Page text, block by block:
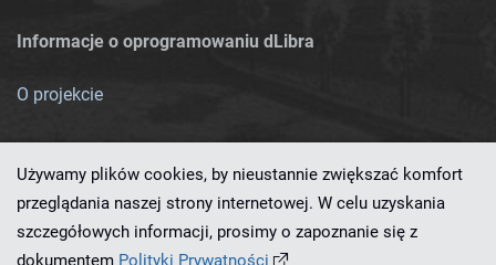
Informacje o oprogramowaniu dLibra
O projekcie
Ten serwis działa dzięki oprogramowaniu
Używamy plików cookies, by nieustannie zwiększać komfort
przeglądania naszej strony internetowej. W celu uzyskania
szczegółowych informacji, prosimy o zapoznanie się z
dokumentem Polityki Prywatności